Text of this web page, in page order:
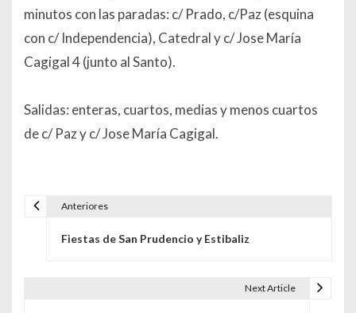
minutos con las paradas: c/ Prado, c/Paz (esquina
con c/ Independencia), Catedral y c/ Jose María
Cagigal 4 (junto al Santo).
Salidas: enteras, cuartos, medias y menos cuartos
de c/ Paz y c/ Jose María Cagigal.
Anteriores
Fiestas de San Prudencio y Estibaliz
Next Article